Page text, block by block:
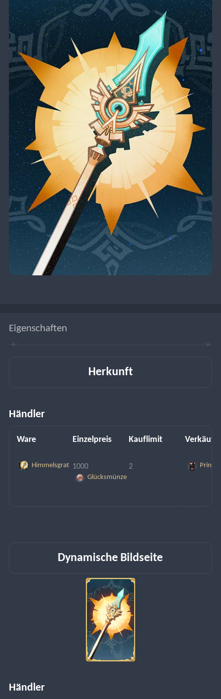
Eigenschaften
Herkunft
Händler
Ware Einzelpreis Kauflimit
Himmelsgrat 1000
Glücksmünze
2 Prinz
Dynamische Bildseite
Händler